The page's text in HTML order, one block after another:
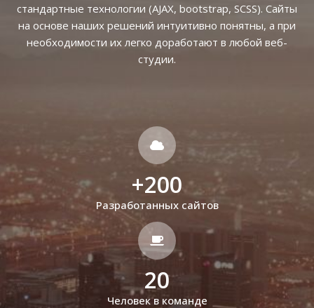
стандартные технологии (AJAX, bootstrap, SCSS). Сайты
на основе наших решений интуитивно понятны, а при
необходимости их легко доработают в любой веб-
студии.
+200
Разработанных сайтов
20
Человек в команде